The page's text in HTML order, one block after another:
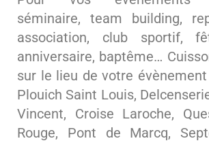
séminaire, team building,
association, club sportif,
anniversaire, baptême…
sur le lieu de votre
Plouich Saint Louis,
Vincent, Croise Laroche,
Rouge, Pont de Marcq,